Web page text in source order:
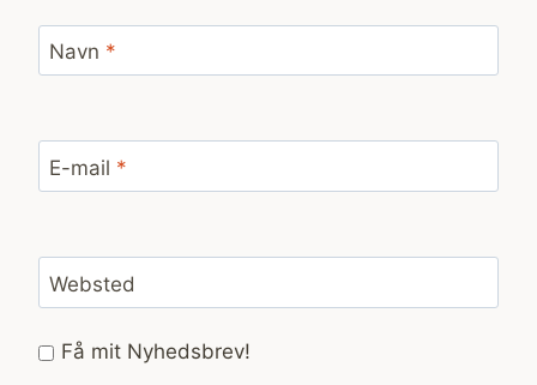
Navn *
E-mail *
Websted
Få mit Nyhedsbrev!